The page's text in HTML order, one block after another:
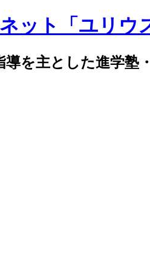
導を主とした進学